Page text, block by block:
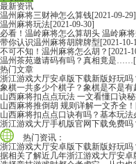
最新资讯
温州麻将三财神怎么算钱[2021-09-29]
温州麻将玩法[2021-09-30]
必看！温岭麻将怎么算胡头 温岭麻将
带你认识温州麻将胡牌牌型[2021-10-
不可不知！温州麻将怎么胡？ [2021-
温州茶苑邀请码有吗？真相竟是……
热门文章
浙江游戏大厅安卓版下载新版好玩
象棋一共多少个棋子？象棋是不是有
山西麻将扣点点玩法 一文看懂口诀秘
山西麻将推倒胡 规则详解一文齐全！
山西麻将扣点点口诀有吗？基本玩法
浙江游戏大厅手机版官网下载免费
热门资讯：
浙江游戏大厅安卓版下载新版好玩
据相关了解近几年浙江游戏大厅安